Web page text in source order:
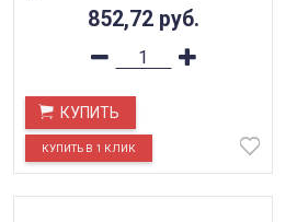
852,72 руб.
КУПИТЬ